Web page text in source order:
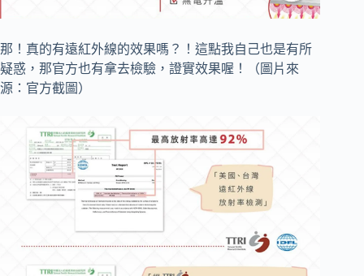
那！真的有遠紅外線的效果嗎？！這點我自己也是有所
疑惑，那官方也有拿去檢驗，證實效果喔！（圖片來
源：官方截圖）